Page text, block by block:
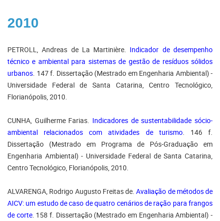
2010
PETROLL, Andreas de La Martinière. Indicador de desempenho
técnico e ambiental para sistemas de gestão de resíduos sólidos
urbanos. 147 f. Dissertação (Mestrado em Engenharia Ambiental) -
Universidade Federal de Santa Catarina, Centro Tecnológico,
Florianópolis, 2010.
CUNHA, Guilherme Farias. Indicadores de sustentabilidade sócio-
ambiental relacionados com atividades de turismo. 146 f.
Dissertação (Mestrado em Programa de Pós-Graduação em
Engenharia Ambiental) - Universidade Federal de Santa Catarina,
Centro Tecnológico, Florianópolis, 2010.
ALVARENGA, Rodrigo Augusto Freitas de.Avaliação de métodos de
AICV: um estudo de caso de quatro cenários de ração para frangos
de corte. 158 f. Dissertação (Mestrado em Engenharia Ambiental) -